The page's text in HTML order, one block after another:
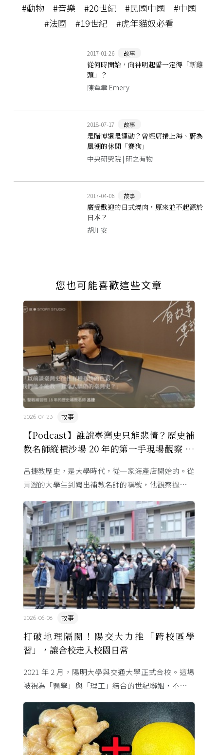
#動物 #音樂 #20世紀 #民國中國
#中國
#法國
#19世紀 #虎年貓奴必看
2017-01-26 故事
從何時開始，向神明起誓一定得「斬雞
頭」？
陳韋聿 Emery
2018-07-17 故事
是賭博還是運動？曾經席捲上海、蔚為
風潮的休閒「賽狗」
中央研究院 | 研之有物
2017-04-06 故事
廣受歡迎的日式燒肉，原來並不起源於
日本？
胡川安
您也可能喜歡這些文章
【Podcast】誰說臺灣史只能悲情？歷史補
教名師縱橫沙場 20 年的第一手現場觀察 ft.
故事
2026-07-23
呂捷教歷史，是大學時代，從一家海產店開始的。從
青澀的大學生到闖出補教名師的稱號，他觀察過幾十
裡幾乎沒有臺灣史，一路 ...
打破地理隔閡！陽交大力推「跨校區學
習」，讓合校走入校園日常
故事
2026-06-08
2021 年 2 月，陽明大學與交通大學正式合校。這場
被視為「醫學」與「理工」結合的世紀聯姻，不只是
為了讓不同校區 ...